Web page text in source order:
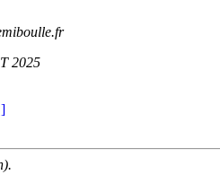
2025